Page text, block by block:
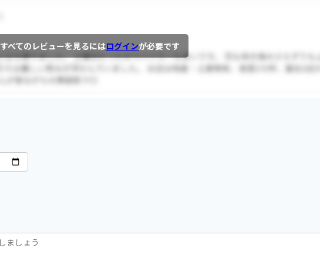
すべてのレビューを見るにはログインが必要です